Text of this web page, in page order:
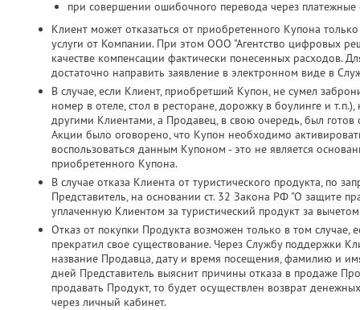
при совершении ошибочного перевода через платежные
Клиент может отказаться от приобретенного Купона
услуги от Компании. При этом ООО "Агентство цифровых
качестве компенсации фактически понесенных расходов.
достаточно направить заявление в электронном виде в
В случае, если Клиент, приобретший Купон, не сумел
номер в отеле, стол в ресторане, дорожку в боулинге и
другими Клиентами, а Продавец, в свою очередь, был готов
Акции было оговорено, что Купон необходимо
воспользоваться данным Купоном - это не является
приобретенного Купона.
В случае отказа Клиента от туристического продукта, по
Представитель, на основании ст. 32 Закона РФ "О защите
уплаченную Клиентом за туристический продукт за
Отказ от покупки Продукта возможен только в том
прекратил свое существование. Через Службу поддержки
название Продавца, дату и время посещения, фамилию и
дней Представитель выяснит причины отказа в продаже
продавать Продукт, то будет осуществлен возврат
через личный кабинет.